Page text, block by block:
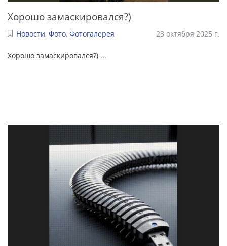
Хорошо замаскировался?)
Новости, Фото, Фотогалерея 23 октября 2025 г.
Хорошо замаскировался?) ...